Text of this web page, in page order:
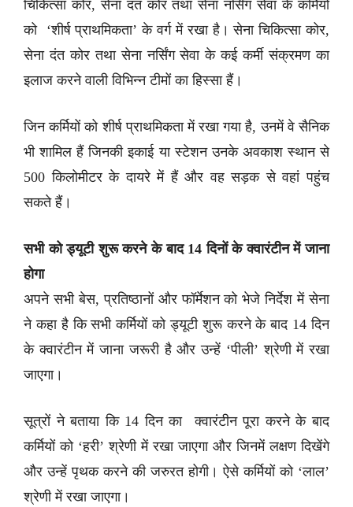
चिकित्सा कोर, सेना दंत कोर तथा सेना नर्सिंग सेवा के कर्मियों
को ‘शीर्ष प्राथमिकता’ के वर्ग में रखा है। सेना चिकित्सा कोर,
सेना दंत कोर तथा सेना नर्सिंग सेवा के कई कर्मी संक्रमण का
इलाज करने वाली विभिन्न टीमों का हिस्सा हैं।
जिन कर्मियों को शीर्ष प्राथमिकता में रखा गया है, उनमें वे सैनिक
भी शामिल हैं जिनकी इकाई या स्टेशन उनके अवकाश स्थान से
500 किलोमीटर के दायरे में हैं और वह सड़क से वहां पहुंच
सकते हैं।
सभी को ड्यूटी शुरू करने के बाद 14 दिनों के क्वारंटीन में जाना
होगा
अपने सभी बेस, प्रतिष्ठानों और फॉर्मेशन को भेजे निर्देश में सेना
ने कहा है कि सभी कर्मियों को ड्यूटी शुरू करने के बाद 14 दिन
के क्वारंटीन में जाना जरूरी है और उन्हें ‘पीली’ श्रेणी में रखा
जाएगा।
सूत्रों ने बताया कि 14 दिन का क्वारंटीन पूरा करने के बाद
कर्मियों को ‘हरी’ श्रेणी में रखा जाएगा और जिनमें लक्षण दिखेंगे
और उन्हें पृथक करने की जरुरत होगी। ऐसे कर्मियों को ‘लाल’
श्रेणी में रखा जाएगा।